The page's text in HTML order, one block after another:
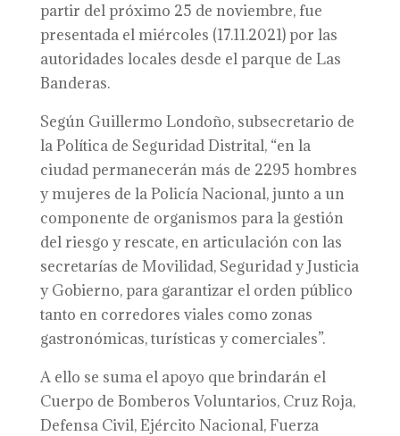
partir del próximo 25 de noviembre, fue
presentada el miércoles (17.11.2021) por las
autoridades locales desde el parque de Las
Banderas.
Según Guillermo Londoño, subsecretario de
la Política de Seguridad Distrital, “en la
ciudad permanecerán más de 2295 hombres
y mujeres de la Policía Nacional, junto a un
componente de organismos para la gestión
del riesgo y rescate, en articulación con las
secretarías de Movilidad, Seguridad y Justicia
y Gobierno, para garantizar el orden público
tanto en corredores viales como zonas
gastronómicas, turísticas y comerciales”.
A ello se suma el apoyo que brindarán el
Cuerpo de Bomberos Voluntarios, Cruz Roja,
Defensa Civil, Ejército Nacional, Fuerza